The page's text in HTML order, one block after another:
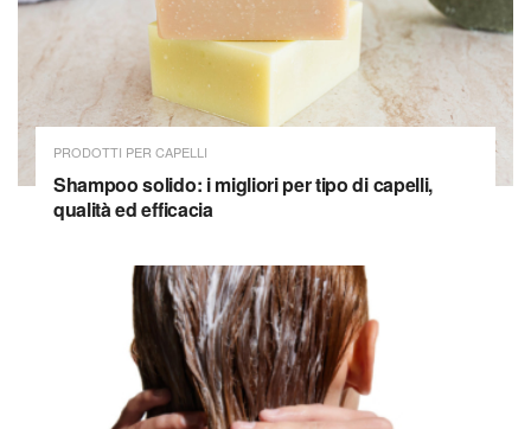
PRODOTTI PER CAPELLI
Shampoo solido: i migliori per tipo di capelli,
qualità ed efficacia